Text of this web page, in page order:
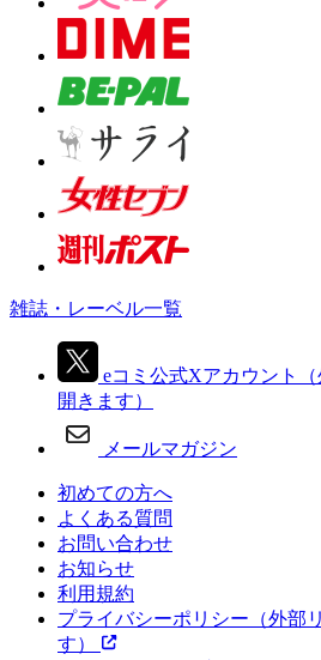
雑誌・レーベル一覧
eコミ公式Xアカウント
開きます）
メールマガジン
初めての方へ
よくある質問
お問い合わせ
お知らせ
利用規約
プライバシーポリシー （外部
す）